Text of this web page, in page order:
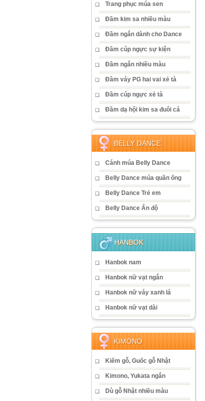
Trang phục múa sen
Đầm kim sa nhiều màu
Đầm ngắn dành cho Dance
Đầm cúp ngực sự kiện
Đầm ngắn nhiều màu
Đầm váy PG hai vai xẻ tà
Đầm cúp ngực xẻ tà
Đầm dạ hội kim sa đuôi cá
BELLY DANCE
Cánh múa Belly Dance
Belly Dance múa quần ống
Belly Dance Trẻ em
Belly Dance Ấn độ
HANBOK
Hanbok nam
Hanbok nữ vạt ngắn
Hanbok nữ váy xanh lá
Hanbok nữ vạt dài
KIMONO
Kiếm gỗ, Guốc gỗ Nhật
Kimono, Yukata ngắn
Dù gỗ Nhật nhiều màu